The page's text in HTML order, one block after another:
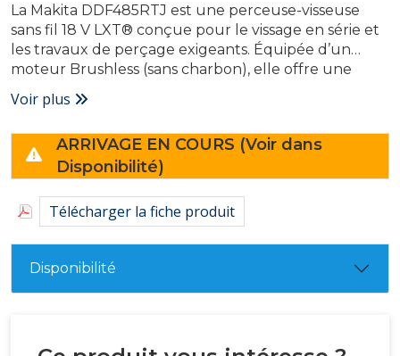
La Makita DDF485RTJ est une perceuse-visseuse
sans fil 18 V LXT® conçue pour le vissage en série et
les travaux de perçage exigeants. Équipée d’un
moteur Brushless (sans charbon), elle offre une
puissance constante, idéale pour un usage
Voir plus
ARRIVAGE EN COURS (Voir dans
Disponibilité)
Télécharger la fiche produit
Disponibilité